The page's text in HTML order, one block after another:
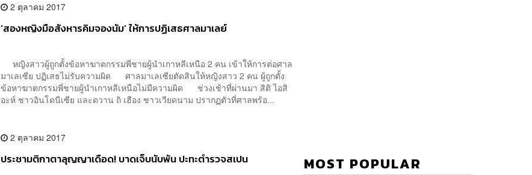
2 ตุลาคม 2017
‘สองหญิงมือสังหารคิมจองนัม’ ให้การปฏิเสธศาลมาเลย์
หญิงสาวผู้ถูกตั้งข้อหาฆาตกรรมพี่ชายผู้นำเกาหลีเหนือ 2 คน เข้าให้การต่อศาล
มาเลเซีย ปฏิเสธไม่รับความผิด ศาลมาเลเซียตัดสินให้หญิงสาว 2 คน ผู้ถูกตั้ง
ข้อหาฆาตกรรมพี่ชายผู้นำเกาหลีเหนือไม่มีความผิด ช่วงเช้าที่ผ่านมา สิติ ไอสิ
อะห์ ชาวอินโดนีเซีย และดวาน ถิ เฮือง ชาวเวียดนาม ปรากฏตัวที่ศาลพร้อ...
2 ตุลาคม 2017
ประชามติกาตาลุญญาเดือด! บาดเจ็บนับพัน ปะทะตำรวจสเปน MOST POPULAR